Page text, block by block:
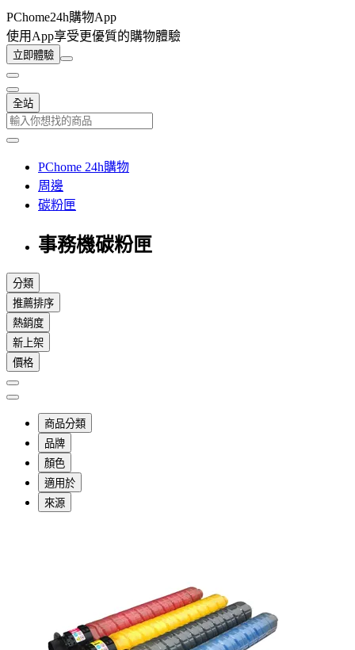
PChome24h購物App
使用App享受更優質的購物體驗
立即體驗
全站
PChome 24h購物
周邊
碳粉匣
事務機碳粉匣
分類
推薦排序
熱銷度
新上架
價格
商品分類
品牌
顏色
適用於
來源